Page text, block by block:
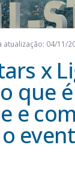
atualização: 04/11/
x
que
e